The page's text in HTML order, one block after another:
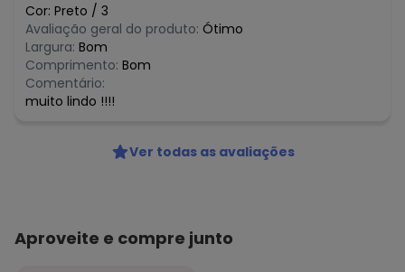
Cor: Preto / 3
Avaliação geral do produto: Ótimo
Largura: Bom
Comprimento: Bom
Comentário:
muito lindo !!!!
Ver todas as avaliações
Aproveite e compre junto